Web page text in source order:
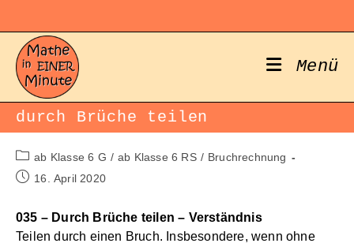
springen
Menü
durch Brüche teilen
Beitrags-
Kategorie:
ab Klasse 6 G / ab Klasse 6 RS / Bruchrechnung
Beitrag16. April 2020
035 – Durch Brüche teilen – Verständnis
Teilen durch einen Bruch. Insbesondere, wenn ohne